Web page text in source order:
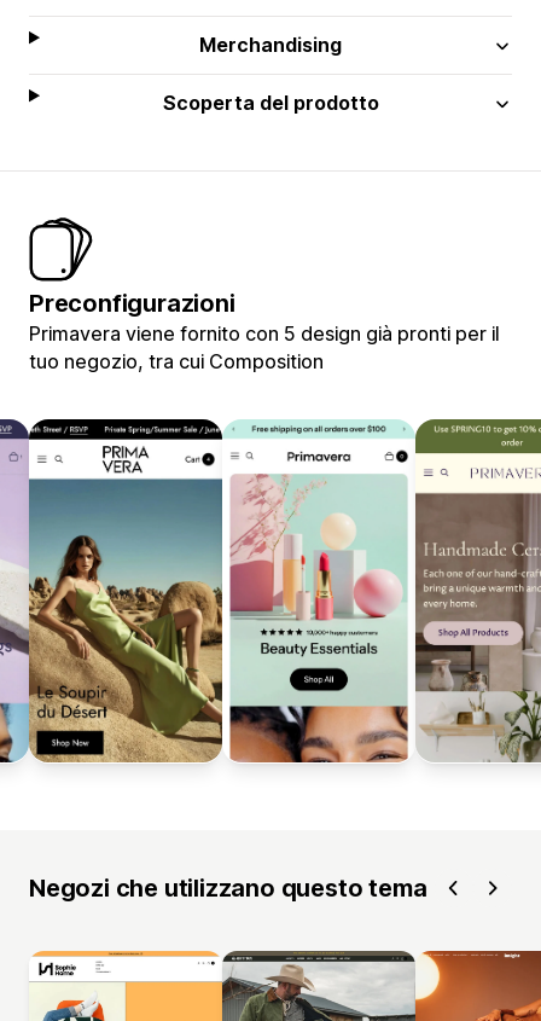
Merchandising
Scoperta del prodotto
Preconfigurazioni
Primavera viene fornito con 5 design già pronti per il
tuo negozio, tra cui Composition
Negozi che utilizzano questo tema